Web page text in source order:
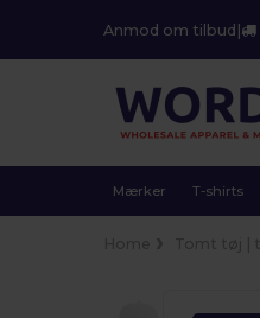
Anmod om tilbud |
Mærker T-shirts